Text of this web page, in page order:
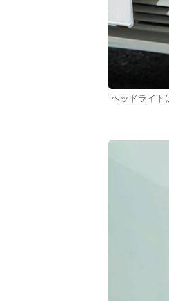
ヘッドライト